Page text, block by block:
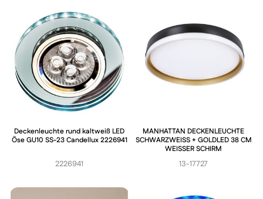
Deckenleuchte rund kaltweiß LED
Öse GU10 SS-23 Candellux 2226941
2226941
MANHATTAN DECKENLEUCHTE
SCHWARZWEISS + GOLDLED 38 CM
WEISSER SCHIRM
13-17727